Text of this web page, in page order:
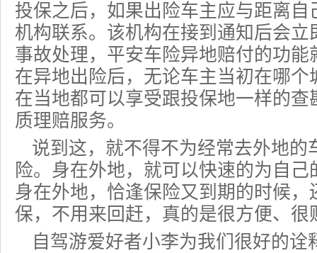
投保之后，如果出险车主应与距离
机构联系。该机构在接到通知后会
事故处理，平安车险异地赔付的功
在异地出险后，无论车主当初在哪个
在当地都可以享受跟投保地一样的
质理赔服务。
说到这，就不得不为经常去外地的
险。身在外地，就可以快速的为自
身在外地，恰逢保险又到期的时候
保，不用来回赶，真的是很方便、很
自驾游爱好者小李为我们很好的诠